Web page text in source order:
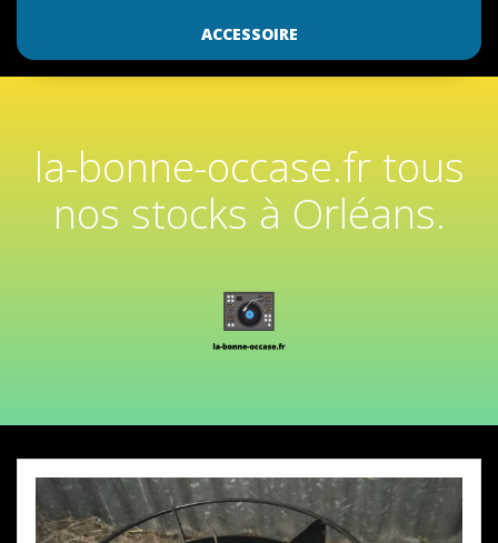
ACCESSOIRE
la-bonne-occase.fr tous
nos stocks à Orléans.